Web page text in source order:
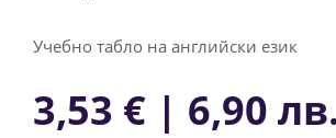
Учебно табло на английски език
3,53 € | 6,90